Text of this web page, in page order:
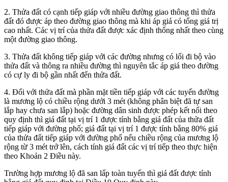
2. Thửa đất có cạnh tiếp giáp với nhiều đường giao thông thì thửa
đất đó được áp theo đường giao thông mà khi áp giá có tổng giá trị
cao nhất. Các vị trí của thửa đất được xác định thống nhất theo cùng
một đường giao thông.
3. Thửa đất không tiếp giáp với các đường nhưng có lối đi bộ vào
thửa đất và thông ra nhiều đường thì nguyên tắc áp giá theo đường
có cự ly đi bộ gần nhất đến thửa đất.
4. Đối với thửa đất mà phần mặt tiền tiếp giáp với các tuyến đường
là mương lộ có chiều rộng dưới 3 mét (không phân biệt đã tự san
lắp hay chưa san lắp) hoặc đường dân sinh được phép kết nối theo
quy định thì giá đất tại vị trí 1 được tính bằng giá đất của thửa đất
tiếp giáp với đường phố; giá đất tại vị trí 1 được tính bằng 80% giá
của thửa đất tiếp giáp với đường phố nếu chiều rộng của mương lộ
rộng từ 3 mét trở lên, cách tính giá đất các vị trí tiếp theo thực hiện
theo Khoản 2 Điều này.
Trường hợp mương lộ đã san lấp toàn tuyến thì giá đất được tính